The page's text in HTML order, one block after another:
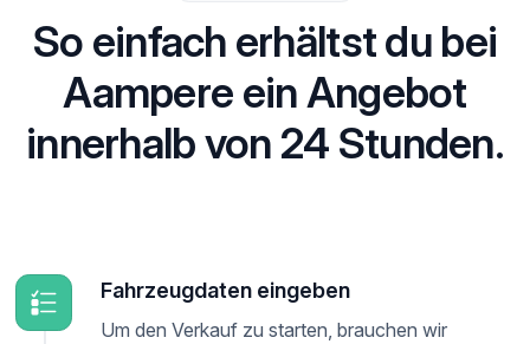
So einfach erhältst du bei
Aampere ein Angebot
innerhalb von 24 Stunden.
Fahrzeugdaten eingeben
Um den Verkauf zu starten, brauchen wir